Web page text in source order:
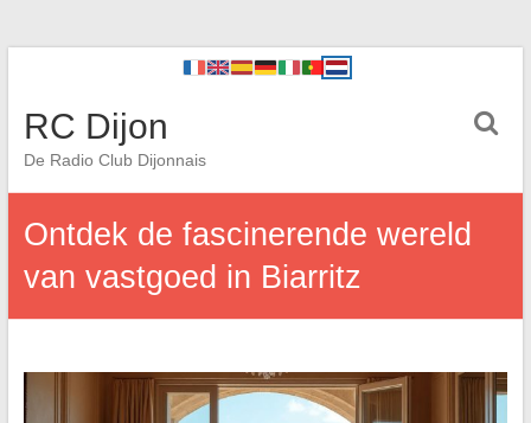
RC Dijon
De Radio Club Dijonnais
Ontdek de fascinerende wereld
van vastgoed in Biarritz